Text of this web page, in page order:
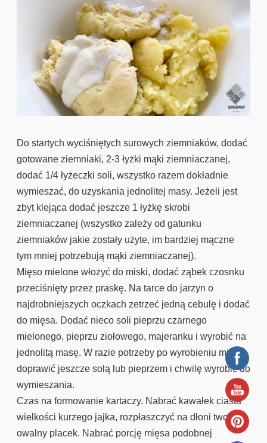
Do startych wyciśniętych surowych ziemniaków, dodać
gotowane ziemniaki, 2-3 łyżki mąki ziemniaczanej,
dodać 1/4 łyżeczki soli, wszystko razem dokładnie
wymieszać, do uzyskania jednolitej masy. Jeżeli jest
zbyt klejąca dodać jeszcze 1 łyżkę skrobi
ziemniaczanej (wszystko zależy od gatunku
ziemniaków jakie zostały użyte, im bardziej mączne
tym mniej potrzebują mąki ziemniaczanej).
Mięso mielone włożyć do miski, dodać ząbek czosnku
przeciśnięty przez praskę. Na tarce do jarzyn o
najdrobniejszych oczkach zetrzeć jedną cebulę i dodać
do mięsa. Dodać nieco soli pieprzu czarnego
mielonego, pieprzu ziołowego, majeranku i wyrobić na
jednolitą masę. W razie potrzeby po wyrobieniu mięso
doprawić jeszcze solą lub pieprzem i chwilę wyrobić do
wymieszania.
Czas na formowanie kartaczy. Nabrać kawałek ciasta
wielkości kurzego jajka, rozpłaszczyć na dłoni tworząc
owalny placek. Nabrać porcję mięsa podobnej